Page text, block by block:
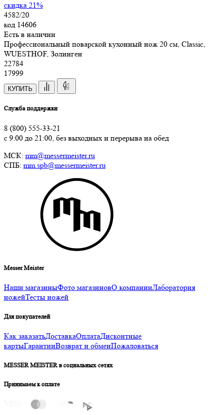
скидка 21%
4582/20
код 14606
Есть в наличии
Профессиональный поварской кухонный нож 20 см, Classic,
WUESTHOF, Золинген
22784
17999
КУПИТЬ
Служба поддержки
8 (800) 555-33-21
с 9:00 до 21:00, без выходных и перерыва на обед
МСК: mm@messermeister.ru
СПБ: mm.spb@messermeister.ru
Messer Meister
Наши магазиныФото магазиновО компанииЛаборатория
ножейТесты ножей
Для покупателей
Как заказатьДоставкаОплатаДисконтные
картыГарантииВозврат и обменПожаловаться
MESSER MEISTER в социальных сетях
Принимаем к оплате